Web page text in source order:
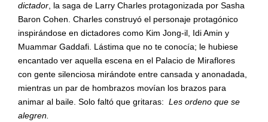
dictador, la saga de Larry Charles protagonizada por Sasha
Baron Cohen. Charles construyó el personaje protagónico
inspirándose en dictadores como Kim Jong-il, Idi Amin y
Muammar Gaddafi. Lástima que no te conocía; le hubiese
encantado ver aquella escena en el Palacio de Miraflores
con gente silenciosa mirándote entre cansada y anonadada,
mientras un par de hombrazos movían los brazos para
animar al baile. Solo faltó que gritaras: Les ordeno que se
alegren.